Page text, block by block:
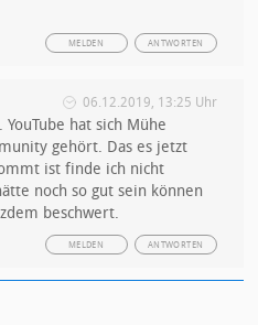
ANTWORTEN
MELDEN
06.12.2019, 13:25 Uhr
hat sich Mühe
gehört. Das es jetzt
ist finde ich nicht
noch so gut sein können
beschwert.
ANTWORTEN
MELDEN